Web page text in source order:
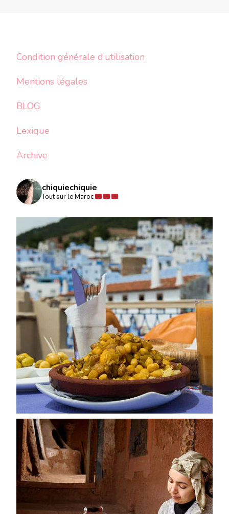
Condition générale d’utilisation
Mentions légales
BLOG
Lexique
Archive
chiquiechiquie
Tout sur le Maroc